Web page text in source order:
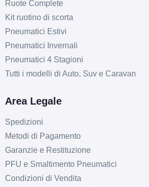
Ruote Complete
Kit ruotino di scorta
Pneumatici Estivi
Pneumatici Invernali
Pneumatici 4 Stagioni
Tutti i modelli di Auto, Suv e Caravan
Area Legale
Spedizioni
Metodi di Pagamento
Garanzie e Restituzione
PFU e Smaltimento Pneumatici
Condizioni di Vendita